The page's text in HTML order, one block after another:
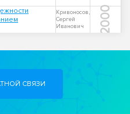
Кривоносов,
Сергей
Иванович
2000
СВЯЗИ